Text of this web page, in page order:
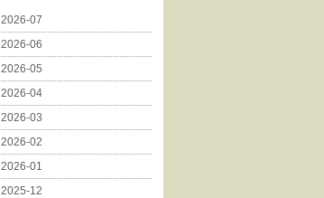
2026-07
2026-06
2026-05
2026-04
2026-03
2026-02
2026-01
2025-12